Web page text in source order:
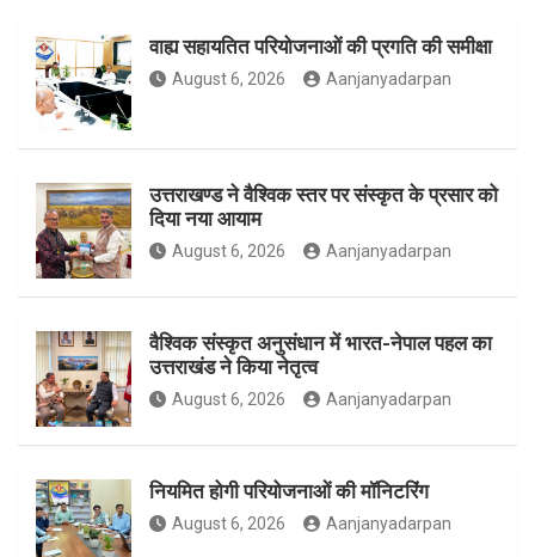
o
k
g
m
e
वाह्य सहायतित परियोजनाओं की प्रगति की समीक्षा
August 6, 2026 Aanjanyadarpan
उत्तराखण्ड ने वैश्विक स्तर पर संस्कृत के प्रसार को
दिया नया आयाम
August 6, 2026 Aanjanyadarpan
वैश्विक संस्कृत अनुसंधान में भारत-नेपाल पहल का
उत्तराखंड ने किया नेतृत्व
August 6, 2026 Aanjanyadarpan
नियमित होगी परियोजनाओं की मॉनिटरिंग
August 6, 2026 Aanjanyadarpan